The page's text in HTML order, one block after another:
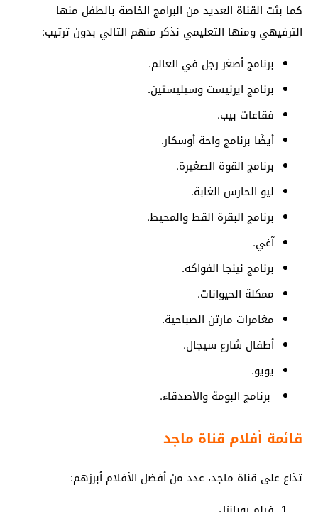
كما بثت القناة العديد من البرامج الخاصة بالطفل منها
الترفيهي ومنها التعليمي نذكر منهم التالي بدون ترتيب:
برنامج أصغر رجل في العالم.
برنامج ايرنيست وسيليستين.
فقاعات بيب.
أيضًا برنامج واحة أوسكار.
برنامج القوة الصغيرة.
ليو الحارس الغابة.
برنامج البقرة القط والمحيط.
آغي.
برنامج نينجا الفواكه.
ممكلة الحيوانات.
مغامرات مارتن الصباحية.
أطفال شارع سيجال.
يويو.
برنامج البومة والأصدقاء.
قائمة أفلام قناة ماجد
تذاع على قناة ماجد، عدد من أفضل الأفلام أبرزهم: